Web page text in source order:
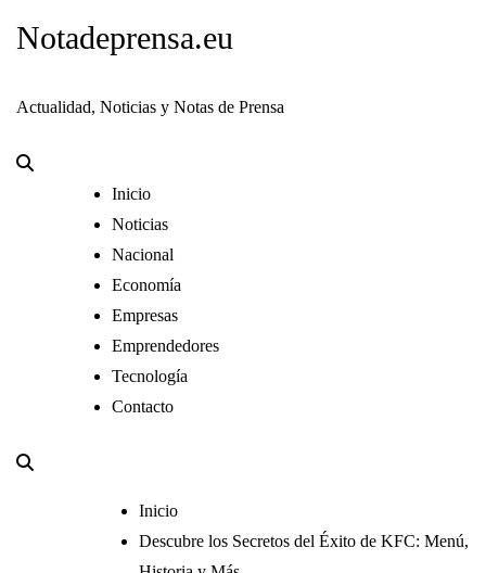
Notadeprensa.eu
Actualidad, Noticias y Notas de Prensa
Inicio
Noticias
Nacional
Economía
Empresas
Emprendedores
Tecnología
Contacto
Inicio
Descubre los Secretos del Éxito de KFC: Menú,